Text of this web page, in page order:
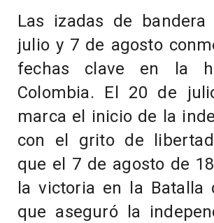
Las izadas de
julio y 7 de agosto
fechas clave en la
Colombia. El 20 de
marca el inicio de la
con el grito de
que el 7 de agosto de
la victoria en la Batalla
que aseguró la